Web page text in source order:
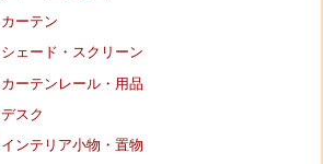
カーテン
シェード・スクリーン
カーテンレール・用品
デスク
インテリア小物・置物